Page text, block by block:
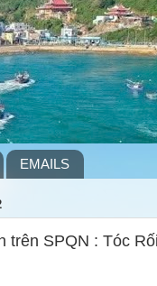
EMAILS
trên SPQN : Tóc